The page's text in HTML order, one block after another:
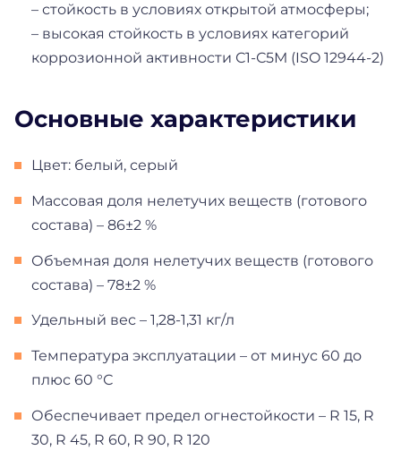
– стойкость в условиях открытой атмосферы;
– высокая стойкость в условиях категорий
коррозионной активности С1-С5М (ISO 12944-2)
Основные характеристики
Цвет: белый, серый
Массовая доля нелетучих веществ (готового
состава) – 86±2 %
Объемная доля нелетучих веществ (готового
состава) – 78±2 %
Удельный вес – 1,28-1,31 кг/л
Температура эксплуатации – от минус 60 до
плюс 60 °С
Обеспечивает предел огнестойкости – R 15, R
30, R 45, R 60, R 90, R 120